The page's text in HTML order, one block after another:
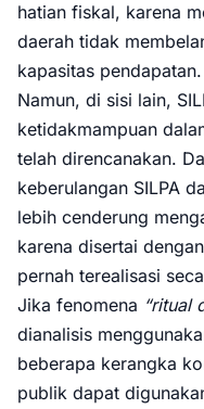
hatian fiskal, karena
daerah tidak
kapasitas pendapatan.
Namun, di sisi lain,
ketidakmampuan
telah direncanakan.
keberulangan SILPA
lebih cenderung
karena disertai
pernah terealisasi
Jika fenomena “ritual
dianalisis
beberapa kerangka
publik dapat